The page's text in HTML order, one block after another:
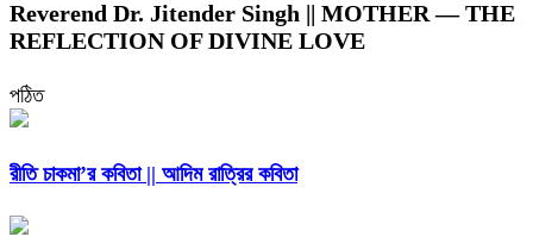
Reverend Dr. Jitender Singh || MOTHER — THE
REFLECTION OF DIVINE LOVE
পঠিত
রীতি চাকমা’র কবিতা || আদিম রাত্রির কবিতা